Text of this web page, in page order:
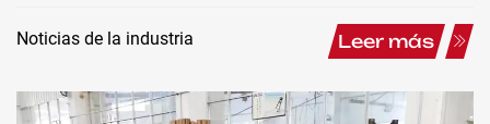
Noticias de la industria Leer más